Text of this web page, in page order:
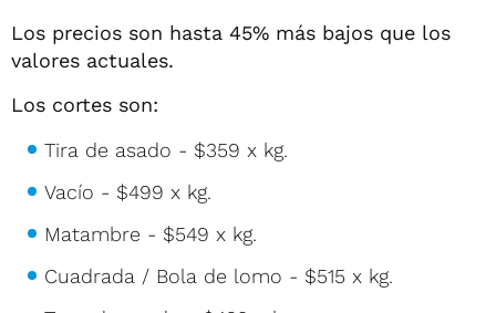
Los precios son hasta 45% más bajos que los
valores actuales.
Los cortes son:
Tira de asado - $359 x kg.
Vacío - $499 x kg.
Matambre - $549 x kg.
Cuadrada / Bola de lomo - $515 x kg.